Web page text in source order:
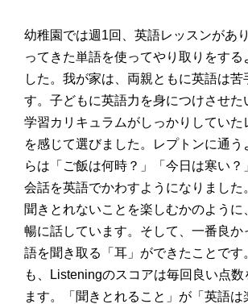
幼稚園では週1回、英語レッスンがあ
ってきた単語を使ってやり取りをする
した。我が家は、両親ともに英語は
す。子どもに英語力を身につけさせた
学習カリキュラムがしっかりしていた
を感じて選びました。レプトンに通う
らは「ご飯は何時？」「今日は寒い？
会話を英語でかわすようになりました
聞きとれないことを楽しむかのように
暢に話しています。そして、一番良か
語を聞き取る「耳」ができたことです
も、Listeningのスコアは毎回良い点
ます。「聞きとれること」が「英語は